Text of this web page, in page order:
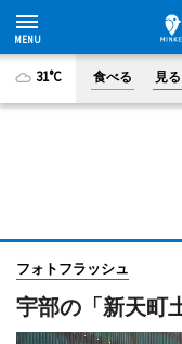
31°C 食べる 見
フォトフラッシュ
宇部の「新天町